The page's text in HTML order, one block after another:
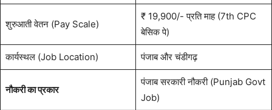
शुरुआती वेतन (Pay Scale)
₹ 19,900/- प्रति माह (7th CPC
बेसिक पे)
कार्यस्थल (Job Location) पंजाब और चंडीगढ़
नौकरी का प्रकार
पंजाब सरकारी नौकरी (Punjab Govt
Job)